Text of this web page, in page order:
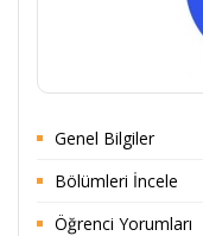
Genel Bilgiler
Bölümleri İncele
Öğrenci Yorumları